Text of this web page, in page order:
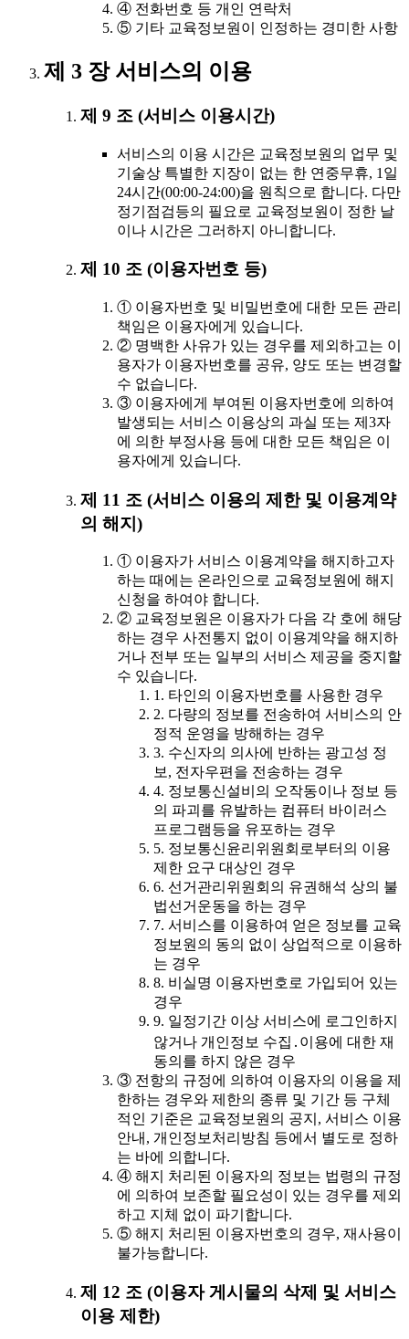
④ 전화번호 등 개인 연락처
⑤ 기타 교육정보원이 인정하는 경미한 사항
제 3 장 서비스의 이용
제 9 조 (서비스 이용시간)
서비스의 이용 시간은 교육정보원의 업무 및
기술상 특별한 지장이 없는 한 연중무휴, 1일
24시간(00:00-24:00)을 원칙으로 합니다. 다만
정기점검등의 필요로 교육정보원이 정한 날
이나 시간은 그러하지 아니합니다.
제 10 조 (이용자번호 등)
① 이용자번호 및 비밀번호에 대한 모든 관리
책임은 이용자에게 있습니다.
② 명백한 사유가 있는 경우를 제외하고는 이
용자가 이용자번호를 공유, 양도 또는 변경할
수 없습니다.
③ 이용자에게 부여된 이용자번호에 의하여
발생되는 서비스 이용상의 과실 또는 제3자
에 의한 부정사용 등에 대한 모든 책임은 이
용자에게 있습니다.
제 11 조 (서비스 이용의 제한 및 이용계약
의 해지)
① 이용자가 서비스 이용계약을 해지하고자
하는 때에는 온라인으로 교육정보원에 해지
신청을 하여야 합니다.
② 교육정보원은 이용자가 다음 각 호에 해당
하는 경우 사전통지 없이 이용계약을 해지하
거나 전부 또는 일부의 서비스 제공을 중지할
수 있습니다.
1. 타인의 이용자번호를 사용한 경우
2. 다량의 정보를 전송하여 서비스의 안
정적 운영을 방해하는 경우
3. 수신자의 의사에 반하는 광고성 정
보, 전자우편을 전송하는 경우
4. 정보통신설비의 오작동이나 정보 등
의 파괴를 유발하는 컴퓨터 바이러스
프로그램등을 유포하는 경우
5. 정보통신윤리위원회로부터의 이용
제한 요구 대상인 경우
6. 선거관리위원회의 유권해석 상의 불
법선거운동을 하는 경우
7. 서비스를 이용하여 얻은 정보를 교육
정보원의 동의 없이 상업적으로 이용하
는 경우
8. 비실명 이용자번호로 가입되어 있는
경우
9. 일정기간 이상 서비스에 로그인하지
않거나 개인정보 수집․이용에 대한 재
동의를 하지 않은 경우
③ 전항의 규정에 의하여 이용자의 이용을 제
한하는 경우와 제한의 종류 및 기간 등 구체
적인 기준은 교육정보원의 공지, 서비스 이용
안내, 개인정보처리방침 등에서 별도로 정하
는 바에 의합니다.
④ 해지 처리된 이용자의 정보는 법령의 규정
에 의하여 보존할 필요성이 있는 경우를 제외
하고 지체 없이 파기합니다.
⑤ 해지 처리된 이용자번호의 경우, 재사용이
불가능합니다.
제 12 조 (이용자 게시물의 삭제 및 서비스
이용 제한)